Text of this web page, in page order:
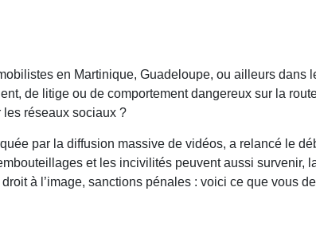
en Martinique, Guadeloupe, ou ailleurs dans
de litige ou de comportement dangereux sur la
les réseaux sociaux ?
par la diffusion massive de vidéos, a relancé le
et les incivilités peuvent aussi
à l’image, sanctions pénales : voici ce que vous